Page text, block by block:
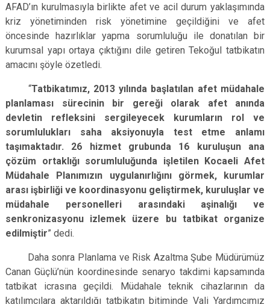
AFAD’ın kurulmasıyla birlikte afet ve acil durum yaklaşımında
kriz yönetiminden risk yönetimine geçildiğini ve afet
öncesinde hazırlıklar yapma sorumluluğu ile donatılan bir
kurumsal yapı ortaya çıktığını dile getiren Tekoğul tatbikatın
amacını şöyle özetledi.
“Tatbikatımız, 2013 yılında başlatılan afet müdahale
planlaması sürecinin bir gereği olarak afet anında
devletin refleksini sergileyecek kurumların rol ve
sorumlulukları saha aksiyonuyla test etme anlamı
taşımaktadır. 26 hizmet grubunda 16 kuruluşun ana
çözüm ortaklığı sorumluluğunda işletilen Kocaeli Afet
Müdahale Planımızın uygulanırlığını görmek, kurumlar
arası işbirliği ve koordinasyonu geliştirmek, kuruluşlar ve
müdahale personelleri arasındaki aşinalığı ve
senkronizasyonu izlemek üzere bu tatbikat organize
edilmiştir” dedi.
Daha sonra Planlama ve Risk Azaltma Şube Müdürümüz
Canan Güçlü’nün koordinesinde senaryo takdimi kapsamında
tatbikat icrasına geçildi. Müdahale teknik cihazlarının da
katılımcılara aktarıldığı tatbikatın bitiminde Vali Yardımcımız